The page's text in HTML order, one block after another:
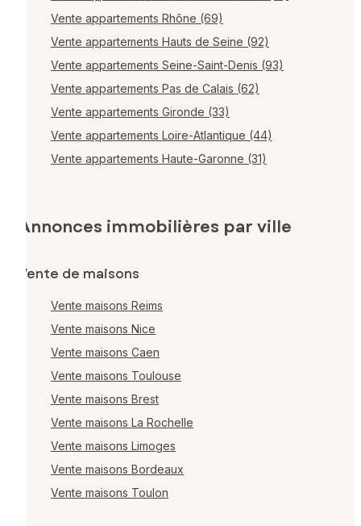
Vente appartements Rhône (69)
Vente appartements Hauts de Seine (92)
Vente appartements Seine-Saint-Denis (93)
Vente appartements Pas de Calais (62)
Vente appartements Gironde (33)
Vente appartements Loire-Atlantique (44)
Vente appartements Haute-Garonne (31)
Annonces immobilières par ville
Vente de maisons
Vente maisons Reims
Vente maisons Nice
Vente maisons Caen
Vente maisons Toulouse
Vente maisons Brest
Vente maisons La Rochelle
Vente maisons Limoges
Vente maisons Bordeaux
Vente maisons Toulon